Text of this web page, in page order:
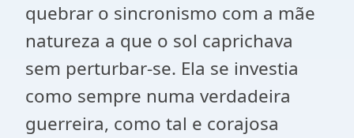
quebrar o sincronismo com a mãe
natureza a que o sol caprichava
sem perturbar-se. Ela se investia
como sempre numa verdadeira
guerreira, como tal e corajosa